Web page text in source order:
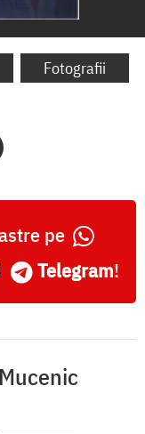
Fotografii
pe
Telegram!